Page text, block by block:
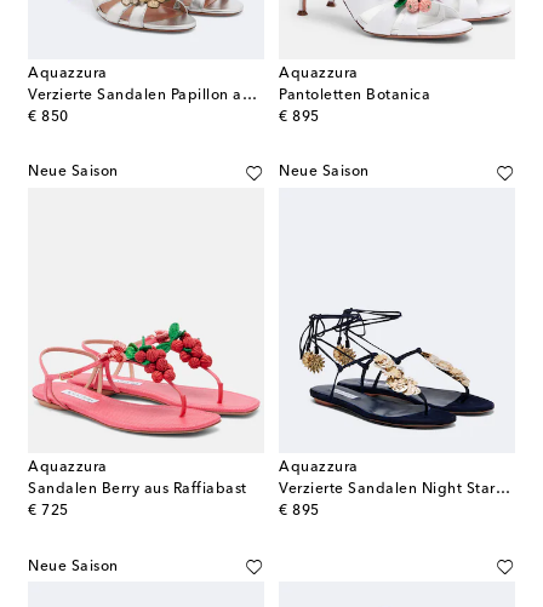
Aquazzura
Verzierte Sandalen Papillon aus Leder
€ 850
original price
Aquazzura
Pantoletten Botanica
€ 895
original price
Neue Saison
Aquazzura
Sandalen Berry aus Raffiabast
€ 725
original price
Neue Saison
Aquazzura
Verzierte Sandalen Night Stars aus Veloursleder
€ 895
original price
Neue Saison